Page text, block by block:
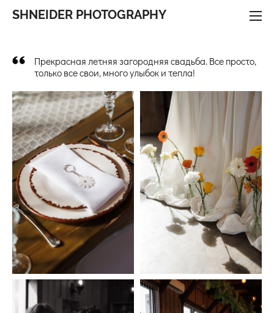
SHNEIDER PHOTOGRAPHY
Прекрасная летняя загородняя свадьба. Все просто,
только все свои, много улыбок и тепла!